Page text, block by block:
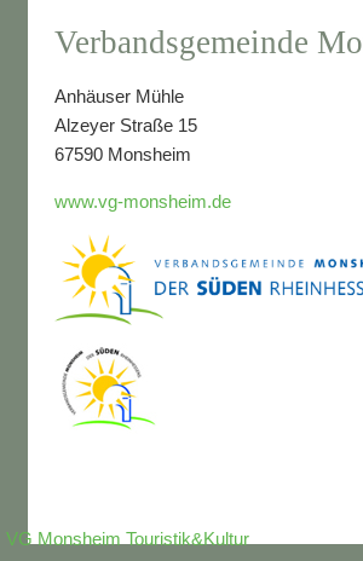
Verbandsgemeinde
Anhäuser Mühle
Alzeyer Straße 15
67590 Monsheim
www.vg-monsheim.de
VG Monsheim Touristik&Kultur